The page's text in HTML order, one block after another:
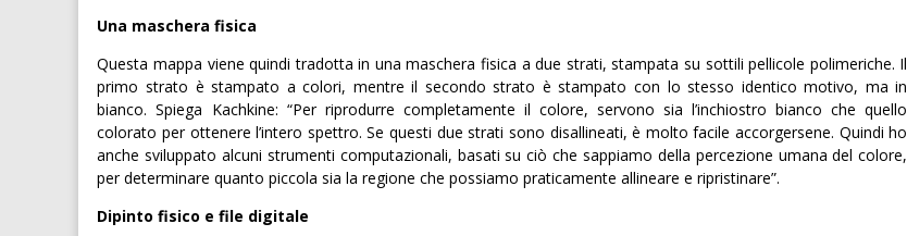
Una maschera fisica
Questa mappa viene quindi tradotta in una maschera fisica a due strati, stampata su sottili pellicole polimeriche. Il
primo strato è stampato a colori, mentre il secondo strato è stampato con lo stesso identico motivo, ma in
bianco. Spiega Kachkine: “Per riprodurre completamente il colore, servono sia l’inchiostro bianco che quello
colorato per ottenere l’intero spettro. Se questi due strati sono disallineati, è molto facile accorgersene. Quindi ho
anche sviluppato alcuni strumenti computazionali, basati su ciò che sappiamo della percezione umana del colore,
per determinare quanto piccola sia la regione che possiamo praticamente allineare e ripristinare”.
Dipinto fisico e file digitale